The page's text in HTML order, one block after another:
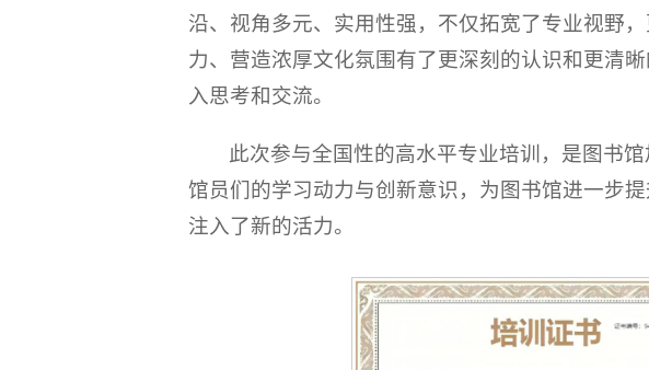
沿、视角多元、实用性强，不仅拓宽了专业视野
力、营造浓厚文化氛围有了更深刻的认识和更清
入思考和交流。
此次参与全国性的高水平专业培训，是图书
馆员们的学习动力与创新意识，为图书馆进一步
注入了新的活力。